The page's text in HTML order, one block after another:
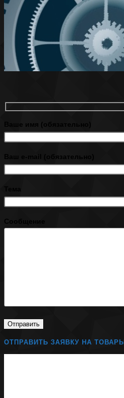
Ваше имя (обязательно)
Ваш e-mail (обязательно)
ОТПРАВИТЬ ЗАЯВКУ НА ТОВАРЫ